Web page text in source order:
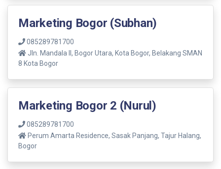
Marketing Bogor (Subhan)
085289781700
Jln. Mandala ll, Bogor Utara, Kota Bogor, Belakang SMAN
8 Kota Bogor
Marketing Bogor 2 (Nurul)
085289781700
Perum Amarta Residence, Sasak Panjang, Tajur Halang,
Bogor